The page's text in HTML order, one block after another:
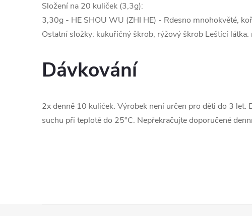
Složení na 20 kuliček (3,3g):
3,30g - HE SHOU WU (ZHI HE) - Rdesno mnohokvěté,
Ostatní složky: kukuřičný škrob, rýžový škrob Leštící látka:
Dávkování
2x denně 10 kuliček. Výrobek není určen pro děti do 3
suchu při teplotě do 25°C. Nepřekračujte doporučené